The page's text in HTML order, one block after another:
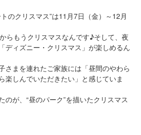
のクリスマス”は11月7日（金）～12月
らもうクリスマスなんです♪そして、夜
ディズニー・クリスマス」が楽しめるん
さまを連れたご家族には「昼間のやわら
楽しんでいただきたい」と感じていま
のが、“昼のパーク”を描いたクリスマス